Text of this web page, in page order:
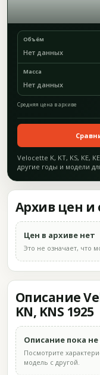
Объём
Нет данных
Масса
Нет данных
Средняя цена в архиве
Velocette K, KT, KS, KE,
другие годы и модели
Архив цен и
Цен в архиве нет
Это не означает, что
Описание
KN, KNS 1925
Описание пока
Посмотрите
модель с другой.